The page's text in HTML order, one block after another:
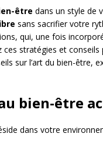
être dans un style de
sans sacrifier votre
qui, une fois
stratégies et conseils
sur l’art du bien-être,
bien-être
dans votre